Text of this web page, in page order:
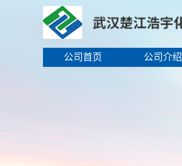
公司首页 公司介绍